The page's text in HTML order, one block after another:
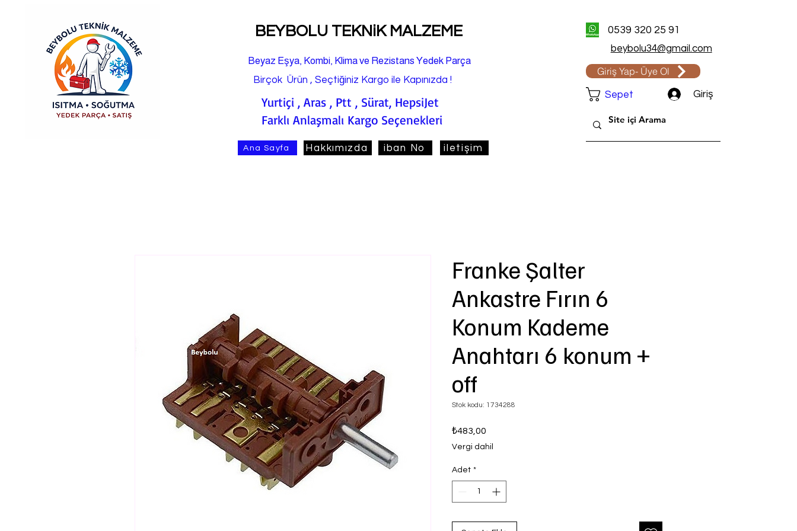
BEYBOLU TEKNiK MALZEME
Beyaz Eşya, Kombi, Klima ve Rezistans Yedek Parça
Birçok Ürün , Seçtiğiniz Kargo ile Kapınızda !
Yurtiçi , Aras , Ptt , Sürat, HepsiJet
Farklı Anlaşmalı Kargo Seçenekleri
Ana Sayfa Hakkımızda iban No iletişim
0539 320 25 91
beybolu34@gmail.com
Giriş Yap- Üye Ol
Sepet Giriş
Franke Şalter
Ankastre Fırın 6
Konum Kademe
Anahtarı 6 konum +
off
Stok kodu: 1734288
₺483,00
Vergi dahil
Adet *